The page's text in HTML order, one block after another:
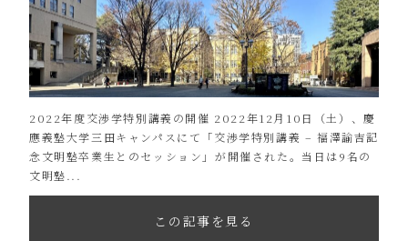
2022年度交渉学特別講義の開催 2022年12月10日（土）、慶
應義塾大学三田キャンパスにて「交渉学特別講義 – 福澤諭吉記
念文明塾卒業生とのセッション」が開催された。当日は9名の
文明塾...
この記事を見る